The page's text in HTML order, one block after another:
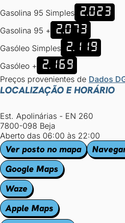
Gasolina 95 Simples 2.023
Gasolina 95 + 2.073
Gasóleo Simples 2.119
Gasóleo + 2.169
Preços provenientes de Dados
LOCALIZAÇÃO E HORÁRIO
Est. Apolinárias - EN 260
7800-098 Beja
Aberto das 06:00 às 22:00
Ver posto no mapa
Google Maps
Waze
Apple Maps